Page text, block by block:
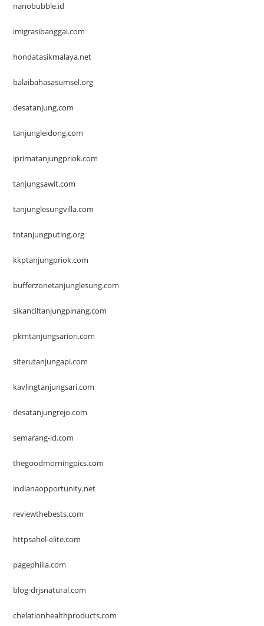
nanobubble.id
imigrasibanggai.com
hondatasikmalaya.net
balaibahasasumsel.org
desatanjung.com
tanjungleidong.com
iprimatanjungpriok.com
tanjungsawit.com
tanjunglesungvilla.com
tntanjungputing.org
kkptanjungpriok.com
bufferzonetanjunglesung.com
sikanciltanjungpinang.com
pkmtanjungsariori.com
siterutanjungapi.com
kavlingtanjungsari.com
desatanjungrejo.com
semarang-id.com
thegoodmorningpics.com
indianaopportunity.net
reviewthebests.com
httpsahel-elite.com
pagephilia.com
blog-drjsnatural.com
chelationhealthproducts.com